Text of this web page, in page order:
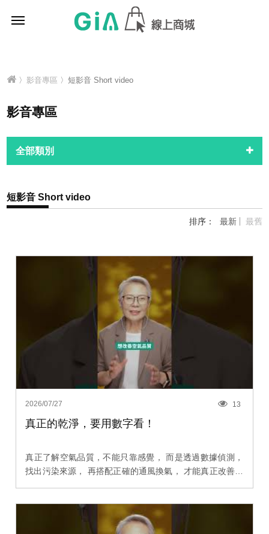
〉影音專區 〉短影音 Short video
影音專區
全部類別
短影音 Short video
排序： 最新 最舊
2026/07/27 13
真正的乾淨，要用數字看！
真正了解空氣品質，不能只靠感覺， 而是透過數據偵測，
找出污染來源， 再搭配正確的通風換氣， 才能真正改善室